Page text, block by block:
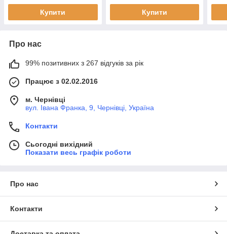
Купити Купити
Про нас
99% позитивних з 267 відгуків за рік
Працює з 02.02.2016
м. Чернівці
вул. Івана Франка, 9, Чернівці, Україна
Контакти
Сьогодні вихідний
Показати весь графік роботи
Про нас
Контакти